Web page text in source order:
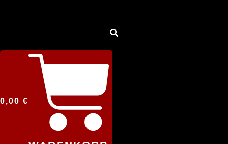
0,00 €